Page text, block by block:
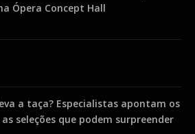
Ópera Concept Hall
a taça? Especialistas apontam os
seleções que podem surpreender